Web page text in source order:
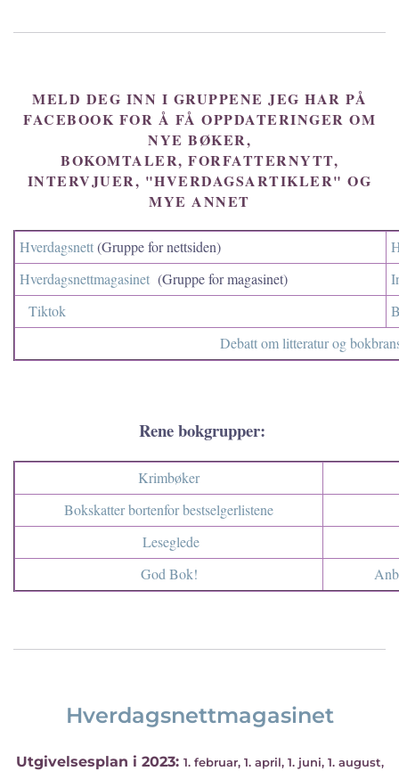
MELD DEG INN I GRUPPENE JEG HAR PÅ
FACEBOOK FOR Å FÅ OPPDATERINGER OM
NYE BØKER,
BOKOMTALER, FORFATTERNYTT,
INTERVJUER, "HVERDAGSARTIKLER" OG
MYE ANNET
Hverdagsnett(Gruppe for nettsiden)
Hverdagsnettmagasinet (Gruppe for magasinet)
Tiktok
Debatt om litteratur og
Rene bokgrupper:
Krimbøker
Bokskatter bortenfor bestselgerlistene
Leseglede
God Bok!
Hverdagsnettmagasinet
Utgivelsesplan i 2023: 1. februar, 1. april, 1. juni, 1. august,